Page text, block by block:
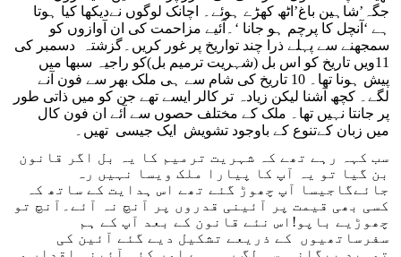
جگہ’شاہین باغ’اٹھ کھڑے ہوئے۔ اچانک لوگوں نےدیکھا کیا ہوتا
ہے ‘آنچل کا پرچم ہو جانا ‘۔آئیے مزاحمت کی ان آوازوں کو
سمجھنے سے پہلے ذرا چند تواریخ پر غور کریں۔گزشتہ دسمبر کی
11ویں تاریخ کو اس بل (شہریت ترمیم بل)کو راجیہ سبھا میں
پیش ہونا تھا۔ 10 تاریخ کی شام سے ہی ملک بھر سے فون آنے
لگے۔ کچھ آشنا لیکن زیادہ تر کالر ایسے تھے جن کو میں ذاتی طور
پر جانتا نہیں تھا۔ ملک کے مختلف حصوں سے آئے ان فون کال
میں زبان کےتنوع کے باوجود تشویش ایک جیسی تھیں۔
سب کہہ رہے تھے کہ شہریت ترمیم کا یہ بل اگر قانون
بن گیا تو یہ آپ کا پیارا ملک ویسا نہیں رہ
جائے‌گاجیسا آپ چھوڑ گئے تھے اس ہدایت کے ساتھ کہ
کسی بھی قیمت پر آئینی قدروں پر آنچ نہ آئے۔آنچ تو
چھوڑیے باپو!اس نئے قانون کے بعد آپ کے ہم
سفرساتھیوں کے ذریعے تشکیل دیے گئے آئین کی